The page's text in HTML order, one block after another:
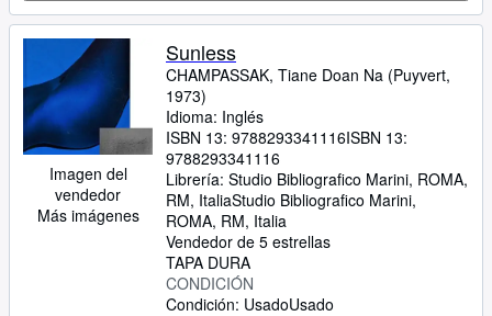
Imagen del
vendedor
Más imágenes
Sunless
CHAMPASSAK, Tiane Doan Na (Puyvert,
1973)
Idioma: Inglés
ISBN 13: 9788293341116ISBN 13:
9788293341116
Librería: Studio Bibliografico Marini, ROMA,
RM, ItaliaStudio Bibliografico Marini,
ROMA, RM, Italia
Vendedor de 5 estrellas
TAPA DURA
CONDICIÓN
Condición: UsadoUsado